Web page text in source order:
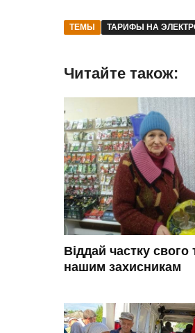
ТЕМЫ ТАРИФЫ НА
Читайте також:
Віддай частку свого
нашим захисникам